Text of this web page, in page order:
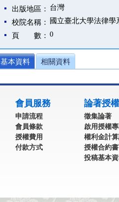
出版地區： 台灣
校院名稱：
國立臺北大學法律學
頁 數： 0
基本資料 相關資料
會員服務
申請流程
會員條款
授權費用
付款方式
論著授權
徵集論著
啟用授權
權利金計
授權合約
投稿基本